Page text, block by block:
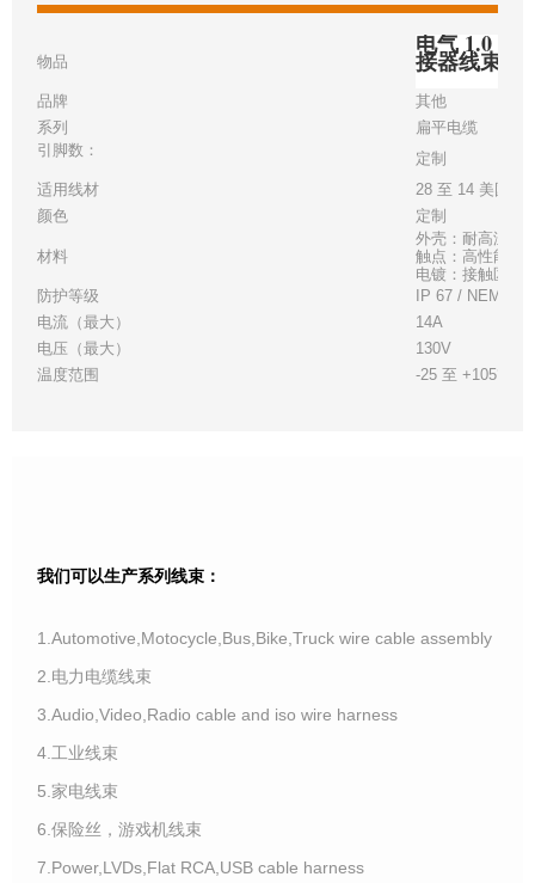
物品
电气 1.0 毫
接器线束
品牌
其他
系列
扁平电缆
引脚数：
定制
适用线材
28 至 14 美国线
颜色
定制
材料
外壳：耐高温白
触点：高性能铜
电镀：接触区 -
防护等级
IP 67 / NEMA 6P
电流（最大）
14A
电压（最大）
130V
温度范围
-25 至 +105°C
我们可以生产系列线束：
1.Automotive,Motocycle,Bus,Bike,Truck wire cable assembly
2.电力电缆线束
3.Audio,Video,Radio cable and iso wire harness
4.工业线束
5.家电线束
6.保险丝，游戏机线束
7.Power,LVDs,Flat RCA,USB cable harness